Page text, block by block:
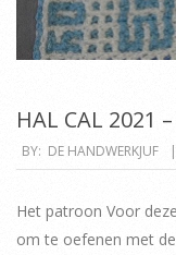
HAL CAL 2021
2021-
02-
06
BY: DE HANDWERKJUF
Het patroon Voor
om te oefenen met